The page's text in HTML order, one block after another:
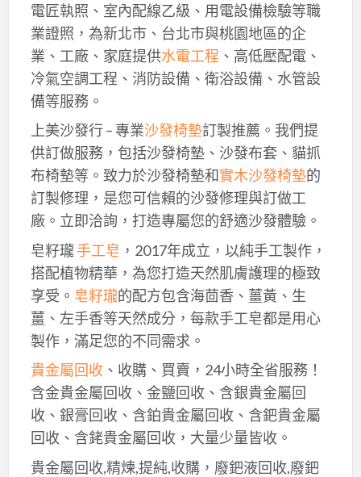
電匠執照、室內配線乙級、用電設備檢驗等職
業證照，為新北市、台北市與桃園地區的企
業、工廠、家庭提供水電工程 、高低壓配電、
冷氣空調工程、消防設備、衛浴設備、水管設
備等服務。
上美沙發行 – 專業沙發椅墊訂製推薦。我們提
供訂做服務，包括沙發椅墊、沙發布套、貓抓
布椅墊等。致力於沙發椅墊和實木沙發椅墊的
訂製修理，是您可信賴的沙發修理與訂做工
廠。立即洽詢，打造專屬您的舒適沙發體驗。
皂籽瓏手工皂 ，2017年成立，以純手工製作，
搭配植物精華，為您打造天然肌膚護理的極致
享受。 皂籽瓏的配方包含海茴香、薑黃、生
薑、左手香等天然成分，每款手工皂都是用心
製作，滿足您的不同需求。
貴金屬回收、收購、買賣，24小時全省服務！
含金貴金屬回收、金鹽回收、含銀貴金屬回
收、銀膏回收、含鉑貴金屬回收、含鈀貴金屬
回收、含銠貴金屬回收，大量少量皆收。
貴金屬回收,精煉,提純,收購，廢鈀液回收,廢鈀